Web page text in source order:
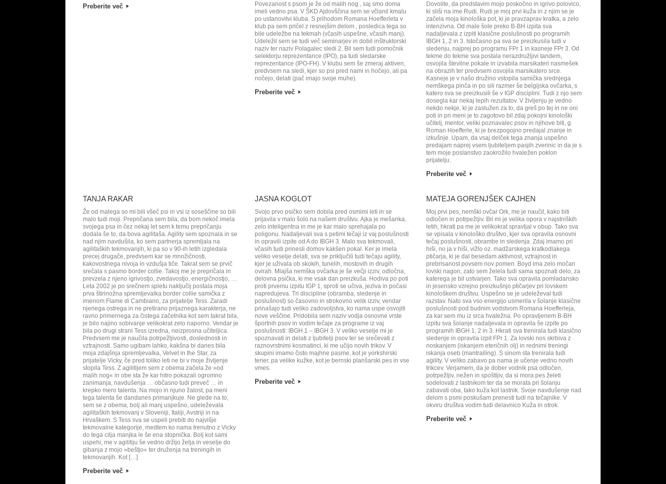
Preberite več
Povezanost s psom je že od malih nog , saj smo doma
imeli vedno psa. V ŠKD Ajdovščina sem se včlanil kmalu
po ustanovitvi kluba. S prihodom Romana Hoefferleta v
klub pa sem pričel z resnejšim delom , posledica tega so
bile udeležbe na tekmah (včasih uspešne, včasih manj).
Udeležil sem se tudi več seminarjev in dobil inštruktorski
naziv ter naziv Polagalec sledi 2. Bil sem tudi pomočnik
selektorju reprezentance (IPO), pa tudi sledarske
reprezentance (IPO-FH). V klubu sem še zmeraj aktiven,
predvsem na sledi, kjer so psi pred nami in hočejo, ali pa
nočejo, delati (pač imajo svoje muhe).
Preberite več
Dovolite, da predstavim mojo poskočno in igrivo polovico,
ki sliši na ime Rudi. Rudi je moj prvi kuža in z njim se je
začela moja kinološka pot, ki je pravzaprav kratka, a zelo
intenzivna. Od male šole preko B-BH izpita sva
nadaljevala z izpiti klasične poslušnosti po programih
IBGH 1, 2 in 3. Istočasno pa sva se preizkusila tudi v
sledenju, najprej po programu FPr 1 in kasneje FPr 3. Od
tekme do tekme sva postala nerazdružljivi tandem,
osvojila številne pokale in izvabila marsikateri nasmešek
na obrazih ter predvsem osvojila marsikatero srce.
Kasneje je v našo družino vstopila samička srednjega
nemškega pinča in po sili razmer še belgijska ovčarka, s
katero sva se preizkusili še v IGP disciplini. Tudi z njo sem
dosegla kar nekaj lepih rezultatov. V življenju je vedno
nekdo nekje, ki je zaslužen za to, da greš po tej in ne oni
poti in pri meni je to zagotovo bil zdaj pokojni kinološki
učitelj, mentor, veliki poznavalec psov in njihove biti, g.
Roman Hoefferle, ki je brezpogojno predajal znanje in
izkušnje. Upam, da vsaj delček tega znanja uspešno
predajam naprej vsem ljubiteljem pasjih zverinic in da je s
tem moje poslanstvo zaokrožilo hvaležen poklon
prijatelju.
Preberite več
TANJA RAKAR
Že od malega so mi bili všeč psi in vsi iz soseščine so bili
malo tudi moji. Prepričana sem bila, da bom nekoč imela
svojega psa in čez nekaj let sem k temu prepričanju
dodala še to, da bova agilitaša. Agility sem spoznala in se
nad njim navdušila, ko sem partnerja spremljala na
agilitaških tekmovanjih, ki pa so v 90-ih letih izgledala
precej drugače, predvsem kar se množičnosti,
kakovostnega nivoja in vzdušja tiče. Takrat sem se prvič
srečala s pasmo border collie. Takoj me je prepričala in
prevzela z njeno igrivostjo, zvedavostjo, energičnostjo, …
Leta 2002 je po srečnem spletu naključij postala moja
prva štirinožna spremljevalka border collie samička z
imenom Flame di Cambiano, za prijatelje Tess. Zaradi
njenega ostrega in ne pretirano prijaznega karakterja, ne
ravno primernega za čistega začetnika kot sem takrat bila,
je bilo najino sobivanje velikokrat zelo naporno. Vendar je
bila po drugi strani Tess izredna, neizprosna učiteljica.
Predvsem me je naučila potrpežljivosti, doslednosti in
vztrajnosti. Samo ugibam lahko, kakšna bi danes bila
moja zdajšnja spremljevalka, Velvet in the Star, za
prijatelje Vicky, če pred toliko leti ne bi v moje življenje
stopila Tess. Z agilitijem sem z obema začela že »od
malih nog« in obe sta že kar hitro pokazali ogromno
zanimanja, navdušenja … občasno tudi preveč … in
krepko mero talenta. Na mojo in njuno žalost, pa meni
tega talenta še dandanes primanjkuje. Ne glede na to,
sem se z obema, bolj ali manj uspešno, udeleževala
agilitaških tekmovanj v Sloveniji, Italiji, Avstriji in na
Hrvaškem. S Tess sva se uspeli prebiti do najvišje
tekmovalne kategorije, medtem ko nama trenutno z Vicky
do tega cilja manjka le še ena stopnička. Bolj kot sami
uspehi, me v agilitiju še vedno držijo želja in veselje do
gibanja z mojo »beštjo« ter druženja na treningih in
tekmovanjih. Kot […]
Preberite več
JASNA KOGLOT
Svojo prvo psičko sem dobila pred osmimi leti in se
prijavila v malo šolo na našem društvu. Ajka je mešanka,
zelo inteligentna in me je kar malo sprehajala po
poligonu. Nadaljevali sva s petimi tečaji iz vaj poslušnosti
in opravili izpite od A do IBGH 3. Malo sva tekmovali,
včasih tudi prinesli domov kakšen pokal. Ker je imela
veliko veselje delati, sva se priključili tudi tečaju agility,
kjer je uživala ob skokih, tunelih, mostovih in drugih
ovirah. Mlajša nemška ovčarka je še večji izziv, odločna,
delovna psička, ki me vsak dan preizkuša. Hodiva po poti
proti prvemu izpitu IGP 1, sproti se učiva, jeziva in počasi
napredujeva. Tri discipline (obramba, sledenje in
poslušnost) so časovno in strokovno velik izziv, vendar
prinašajo tudi veliko zadovoljstva, ko nama uspe osvojiti
nove veščine. Pridobila sem naziv vodja osnovne vrste
športnih psov in vodim tečaje za programe iz vaj
poslušnosti: IBGH 1 – IBGH 3. V veliko veselje mi je
spoznavati in delati z ljubitelji psov ter se srečevati z
raznovrstnimi kosmatinci, ki me učijo novih trikov. V
skupini imamo čisto majhne pasme, kot je yorkshirski
terier, pa velike kužke, kot je bernski planšarski pes in vse
vmes.
Preberite več
MATEJA GORENJŠEK CAJHEN
Moj prvi pes, nemški ovčar Ork, me je naučil, kako biti
odločen in potrpežljiv. Bil mi je velika opora v najstniških
letih, hkrati pa me je velikokrat spravljal v obup. Tako sva
se vpisala v kinološko društvo, kjer sva opravila osnovni
tečaj poslušnosti, obrambe in sledenja. Zdaj imamo pri
hiši, no ja v hiši, vižlo oz. madžarskega kratkodlakega
ptičarja, ki je dal besedam aktivnost, vztrajnost in
prebrisanost povsem nov pomen. Boyd ima zelo močan
lovski nagon, zato sem želela tudi sama spoznati delo, za
katerega je bil ustvarjen. Tako sva opravila pomladansko
in jesensko vzrejno preizkušnjo ptičarjev pri lovskem
kinološkem društvu. Uspešno se je udeleževal tudi
razstav. Nato sva vso energijo usmerila v šolanje klasične
poslušnosti pod budnim vodstvom Romana Hoefferleja,
za kar sem mu iz srca hvaležna. Po opravljenem B-BH
izpitu sva šolanje nadaljevala in opravila še izpite po
programih IBGH 1, 2 in 3. Hkrati sva trenirala tudi klasično
sledenje in opravila izpit FPr 1. Za lovski nos skrbiva z
noskanjem (iskanjem eteričnih olj) in rednimi treningi
iskanja oseb (mantrailing). S sinom sta trenirala tudi
agility. V veliko zabavo pa nama je učenje vedno novih
trikcev. Verjamem, da je dober vodnik psa odločen,
potrpežljiv, nežen in spoštljiv, da si mora pes želeti
sodelovati z lastnikom ter da se morata pri šolanju
zabavati oba, tako kuža kot lastnik. Svoje navdušenje nad
delom s psmi poskušam prenesti tudi na tečajnike. V
okviru društva vodim tudi delavnico Kuža in otrok.
Preberite več